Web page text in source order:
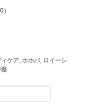
ケア, ホホバ, ロイーシ